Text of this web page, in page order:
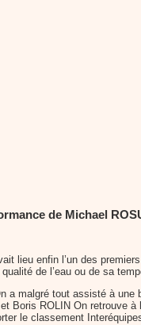
de Michael
lieu enfin l’un des
de l’eau ou de sa
a malgré tout assisté à une
Boris ROLIN On retrouve
le classement